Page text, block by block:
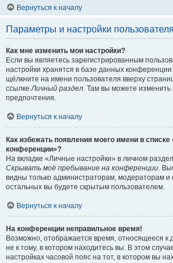
Вернуться к началу
Параметры и настройки пользователя
Как мне изменить мои настройки?
Если вы являетесь зарегистрированным
настройки хранятся в базе данных
щёлкните на имени пользователя вверху
ссылкеЛичный раздел. Там вы можете изменить
предпочтения.
Вернуться к началу
Как избежать появления моего имени в списке
конференции»?
На вкладке «Личные настройки» в личном
Скрывать моё пребывание на конференции.
видны только администраторам, модераторам и
остальных вы будете скрытым пользователем.
Вернуться к началу
На конференции неправильное время!
Возможно, отображается время, относящееся к
не к тому, в котором находитесь вы. В этом
настройках часовой пояс на тот, в котором вы